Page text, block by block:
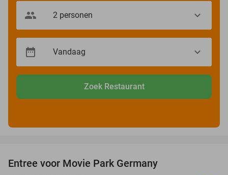
Zoek Restaurant
Entree voor Movie Park Germany